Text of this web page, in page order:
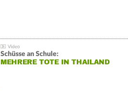
Schüsse an Schule:
MEHRERE TOTE IN THAILAND